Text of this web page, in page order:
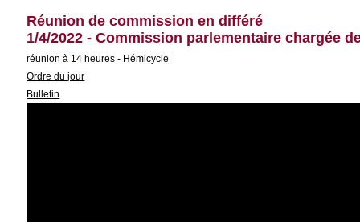
Réunion de commission en différé
1/4/2022 - Commission parlementaire chargée
réunion à 14 heures - Hémicycle
Ordre du jour
Bulletin